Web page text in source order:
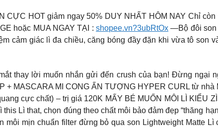
CỰC HOT giảm ngay 50% DUY NHẤT HÔM NAY Chỉ
hoặc MUA NGAY TẠI :shopee.vn?3ubRtOx —Bộ đôi son
cảm giác lì đa chiều, căng bóng đầy đặn khi vừa tô son
thay lời muốn nhắn gửi đến crush của bạn! Đừng ngại
MASCARA MI CONG ẤN TƯỢNG HYPER CURL từ
cực chất) – trị giá 120K MẤY BÉ MUỐN MÔI LÌ KIỂU
Lì that, chọn đúng theo chất môi bảo đảm đẹp “thăng
mịn chuẩn filter đừng bỏ qua son Lightweight Matte